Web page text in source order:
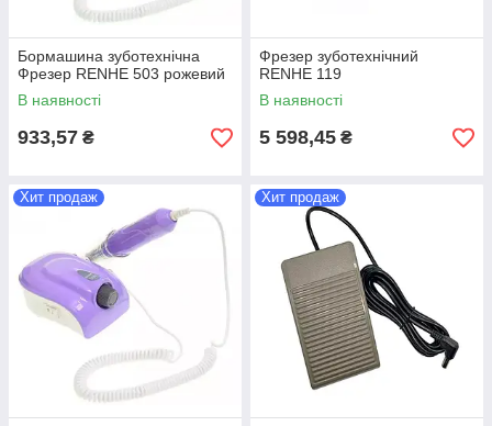
Бормашина зуботехнічна
Фрезер RENHE 503 рожевий
В наявності
933,57 ₴
Фрезер зуботехнічний
RENHE 119
В наявності
5 598,45 ₴
Хит продаж Хит продаж